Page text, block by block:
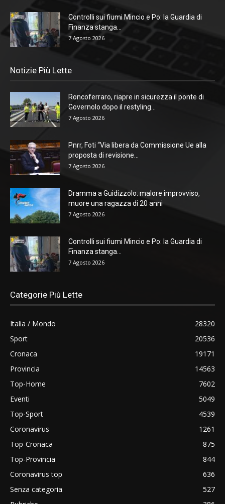
Controlli sui fiumi Mincio e Po: la Guardia di
Finanza stanga...
7 Agosto 2026
Notizie Più Lette
Roncoferraro, riapre in sicurezza il ponte di
Governolo dopo il restyling...
7 Agosto 2026
Pnrr, Foti “Via libera da Commissione Ue alla
proposta di revisione...
7 Agosto 2026
Dramma a Guidizzolo: malore improvviso,
muore una ragazza di 20 anni
7 Agosto 2026
Controlli sui fiumi Mincio e Po: la Guardia di
Finanza stanga...
7 Agosto 2026
Categorie Più Lette
Italia / Mondo
28320
Sport
20536
Cronaca
19171
Provincia
14563
Top-Home
7602
Eventi
5049
Top-Sport
4539
Coronavirus
1261
Top-Cronaca
875
Top-Provincia
844
Coronavirus top
636
Senza categoria
527